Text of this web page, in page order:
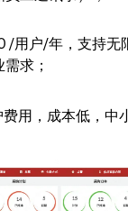
/用户/年，支持无
求；
用，成本低，中